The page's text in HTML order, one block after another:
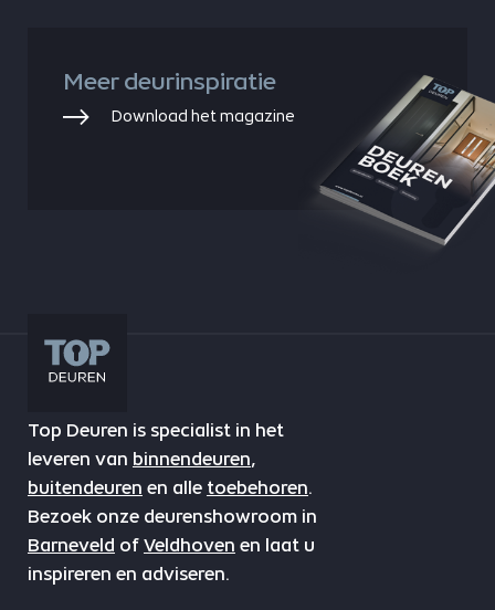
Meer deurinspiratie
Download het magazine
Top Deuren is specialist in het
leveren van binnendeuren,
buitendeuren en alle toebehoren.
Bezoek onze deurenshowroom in
Barneveld of Veldhoven en laat u
inspireren en adviseren.